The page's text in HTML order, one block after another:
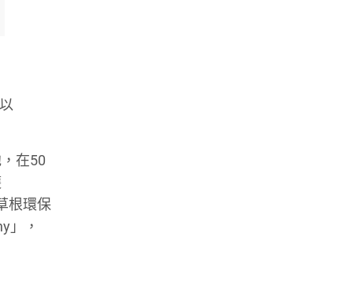
在50
根環保
」，